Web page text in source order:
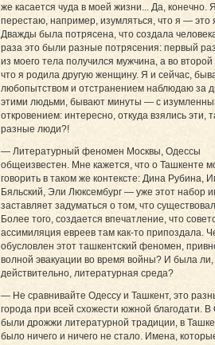
же касается чуда в моей жизни... Да, конечно.
перестаю, например, изумляться, что я — это
Дважды была потрясена, что создала
раза это были разные потрясения: первый
из моего тела получился мужчина, а во
что я родила другую женщину. Я и сейчас,
любопытством и отстранением наблюдаю за
этими людьми, бывают минуты — с
откровением: интересно, откуда взялись эти,
разные люди?!
— Литературный феномен Москвы, Одессы
общеизвестен. Мне кажется, что о Ташкенте
говорить в таком же контексте: Дина Рубина,
Бяльский, Эли Люксембург — уже этот набор
заставляет задуматься о том, что
Более того, создается впечатление, что
ассимиляция евреев там как-то припоздала.
обусловлен этот ташкентский феномен,
волной эвакуации во время войны? И была ли,
действительно, литературная среда?
— Не сравнивайте Одессу и Ташкент, это
города при всей схожести южной благодати. В
были дрожжи литературной традиции, в
было ничего и ничего не стало. Имена,